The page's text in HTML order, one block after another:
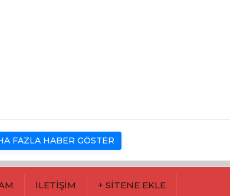
FAZLA HABER GÖSTER
İLETİŞİM + SİTENE EKLE